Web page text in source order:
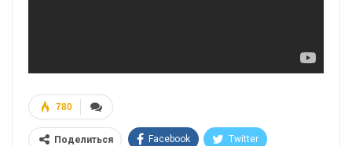
780
Поделиться Facebook Twitter